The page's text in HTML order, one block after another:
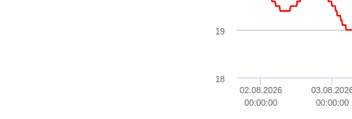
02.08.2026
00:00:00
00:00:00
18
19